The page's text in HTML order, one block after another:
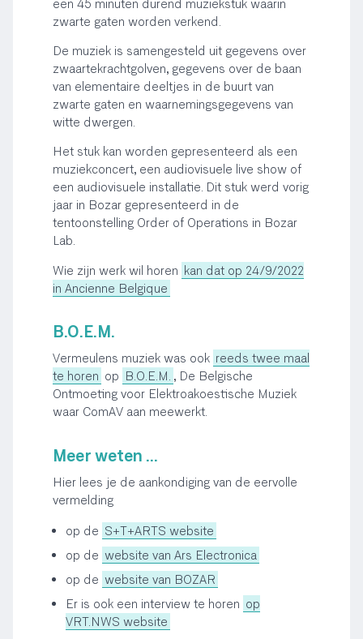
een 45 minuten durend muziekstuk waarin
zwarte gaten worden verkend.
De muziek is samengesteld uit gegevens over
zwaartekrachtgolven, gegevens over de baan
van elementaire deeltjes in de buurt van
zwarte gaten en waarnemingsgegevens van
witte dwergen.
Het stuk kan worden gepresenteerd als een
muziekconcert, een audiovisuele live show of
een audiovisuele installatie. Dit stuk werd vorig
jaar in Bozar gepresenteerd in de
tentoonstelling Order of Operations in Bozar
Lab.
Wie zijn werk wil horen kan dat op 24/9/2022
in Ancienne Belgique
B.O.E.M.
Vermeulens muziek was ook reeds twee maal
te horen op B.O.E.M. , De Belgische
Ontmoeting voor Elektroakoestische Muziek
waar ComAV aan meewerkt.
Meer weten ...
Hier lees je de aankondiging van de eervolle
vermelding
op de S+T+ARTS website
op de website van Ars Electronica
op de website van BOZAR
Er is ook een interview te horen op
VRT.NWS website